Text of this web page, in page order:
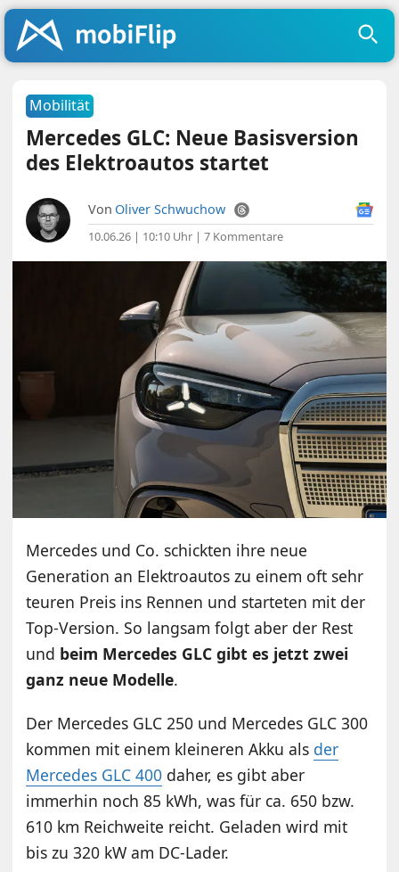
Mobilität
Mercedes GLC: Neue Basisversion
des Elektroautos startet
Von Oliver Schwuchow
10.06.26 | 10:10 Uhr |7 Kommentare
Mercedes und Co. schickten ihre neue
Generation an Elektroautos zu einem oft sehr
teuren Preis ins Rennen und starteten mit der
Top-Version. So langsam folgt aber der Rest
und beim Mercedes GLC gibt es jetzt zwei
ganz neue Modelle.
Der Mercedes GLC 250 und Mercedes GLC 300
kommen mit einem kleineren Akku als der
Mercedes GLC 400 daher, es gibt aber
immerhin noch 85 kWh, was für ca. 650 bzw.
610 km Reichweite reicht. Geladen wird mit
bis zu 320 kW am DC-Lader.